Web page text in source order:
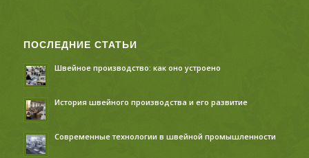
ПОСЛЕДНИЕ СТАТЬИ
Швейное производство: как оно устроено
История швейного производства и его развитие
Современные технологии в швейной промышленности